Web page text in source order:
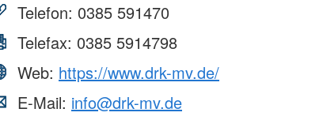
Telefon: 0385 591470
Telefax: 0385 5914798
Web: https://www.drk-mv.de/
E-Mail: info@drk-mv.de